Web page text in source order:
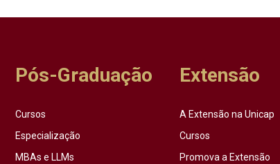
Pós-Graduação
Cursos
Especialização
MBAs e LLMs
Extensão
A Extensão na Unicap
Cursos
Promova a Extensão